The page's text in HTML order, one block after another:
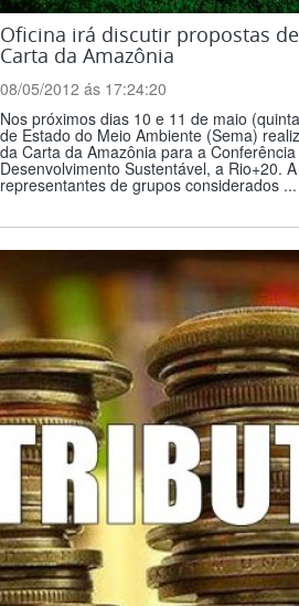
Oficina irá discutir propostas
Carta da Amazônia
08/05/2012 ás 17:24:20
Nos próximos dias 10 e 11 de maio
de Estado do Meio Ambiente (Sema)
da Carta da Amazônia para a
Desenvolvimento Sustentável, a Rio+20.
representantes de grupos considerados ...